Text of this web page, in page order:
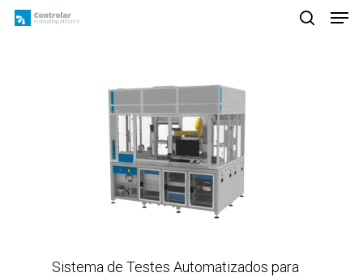
Skip
Sistema de Testes Automatizados para